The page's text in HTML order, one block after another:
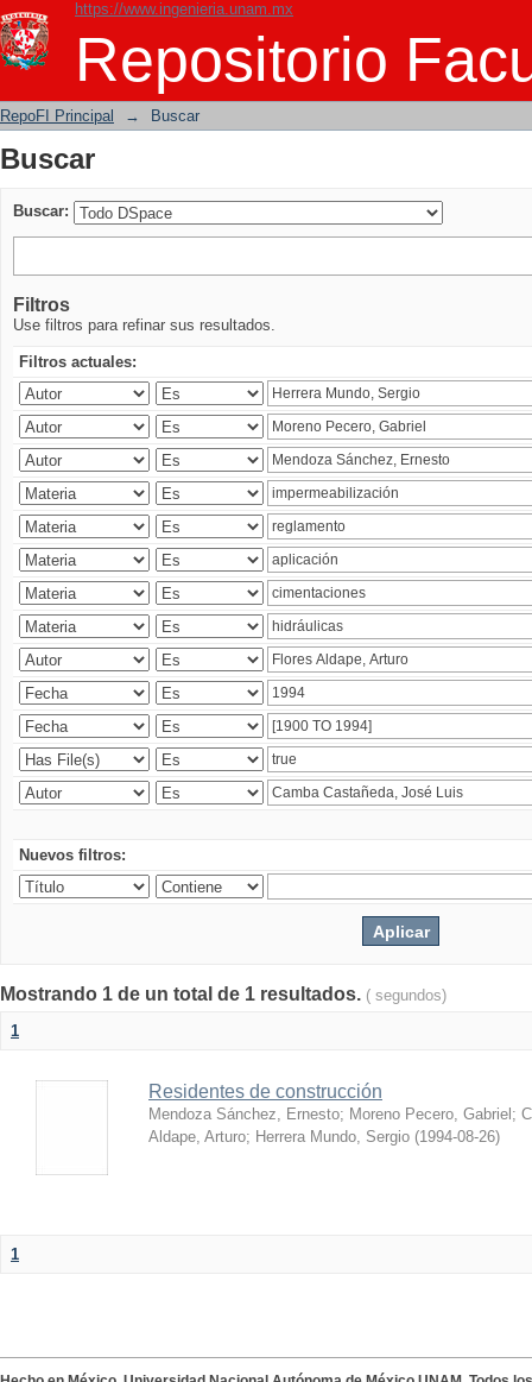
https://www.ingenieria.unam.mx
Repositorio
Buscar
RepoFI Principal → Buscar
Buscar
Buscar:
Filtros
Use filtros para refinar sus resultados.
Filtros actuales:
Nuevos filtros:
Mostrando 1 de un total de 1 resultados. ( segundos)
1
Residentes de construcción
Mendoza Sánchez, Ernesto; Moreno Pecero, Gabriel ;
Aldape, Arturo; Herrera Mundo, Sergio (1994-08-26)
1